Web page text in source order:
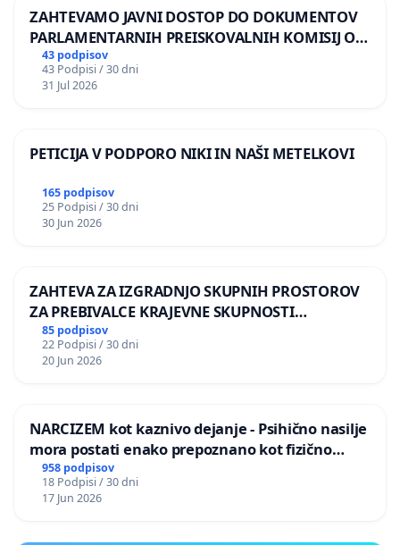
ZAHTEVAMO JAVNI DOSTOP DO DOKUMENTOV
PARLAMENTARNIH PREISKOVALNIH KOMISIJ O
ILEGALNI TRGOVINI Z OROŽJEM
43 podpisov
43 Podpisi / 30 dni
31 Jul 2026
PETICIJA V PODPORO NIKI IN NAŠI METELKOVI
165 podpisov
25 Podpisi / 30 dni
30 Jun 2026
ZAHTEVA ZA IZGRADNJO SKUPNIH PROSTOROV
ZA PREBIVALCE KRAJEVNE SKUPNOSTI
PRESTRANEK
85 podpisov
22 Podpisi / 30 dni
20 Jun 2026
NARCIZEM kot kaznivo dejanje - Psihično nasilje
mora postati enako prepoznano kot fizično
nasilje
958 podpisov
18 Podpisi / 30 dni
17 Jun 2026